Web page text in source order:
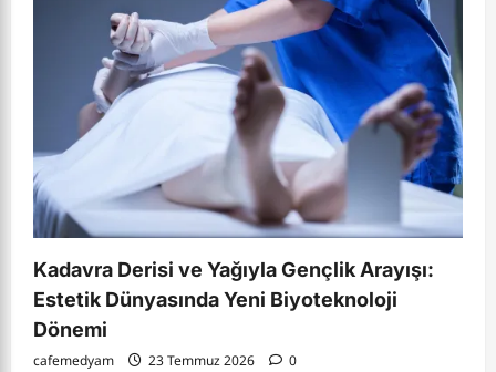
Sağlıyor
mu?
Çocuk
Suçlarında
Yeni
Dönem
Tartışması:
Ceza
mı
Rehabilitasyon
Kadavra Derisi ve Yağıyla Gençlik Arayışı:
Estetik Dünyasında Yeni Biyoteknoloji
Dönemi
cafemedyam 23 Temmuz 2026 0